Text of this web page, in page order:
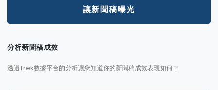
讓新聞稿曝光
分析新聞稿成效
透過Trek數據平台的分析讓您知道你的新聞稿成效表現如何？